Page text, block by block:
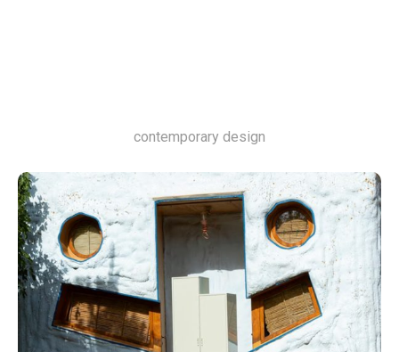
contemporary design